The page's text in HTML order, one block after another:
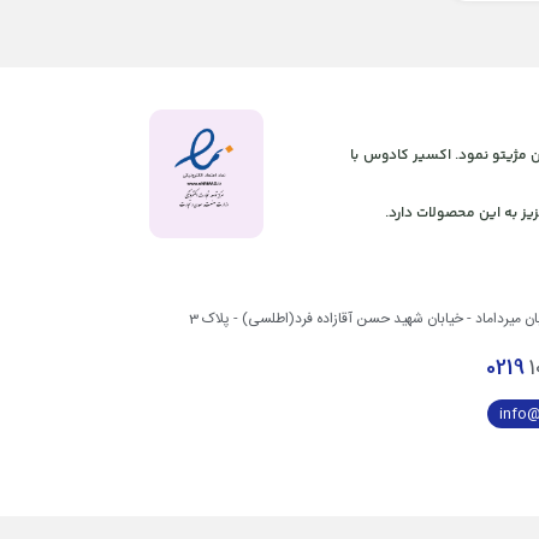
آنلاین مژیتو نمود. اکسیر کادوس با
به این محصولات دارد.
میرداماد - خیابان شهید حسن آقازاده فرد(اطلسی) - پلاک 3
0219